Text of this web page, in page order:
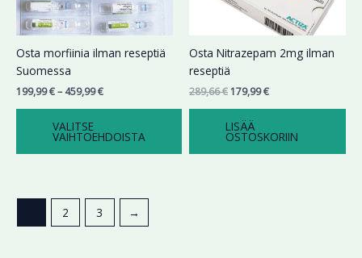
Osta morfiinia ilman reseptiä
Suomessa
199,99€– 459,99€
VALITSE
VAIHTOEHDOISTA
useampi
muunnelma.
tehdä
valinnat
tuotteen
Osta Nitrazepam 2mg ilman
reseptiä
289,66€179,99€
LISÄÄ
OSTOSKORIIN
2 3 →